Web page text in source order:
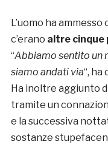
L’uomo ha
c’erano altre cinque
“Abbiamo sentito un
siamo andati via“, ha
Ha inoltre aggiunto
tramite un
e la successiva
sostanze